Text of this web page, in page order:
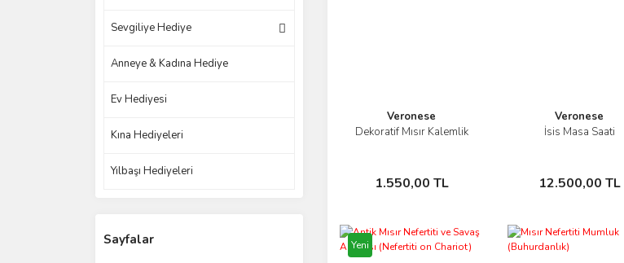
Sevgiliye Hediye
Anneye & Kadına Hediye
Ev Hediyesi
Kına Hediyeleri
Yılbaşı Hediyeleri
Sayfalar
Veronese
Dekoratif Mısır Kalemlik
1.550,00 TL
İncele
Sepete Ekle
Veronese
İsis Masa Saati
12.500,00 TL
İncele
Sepete Ekle
Yeni